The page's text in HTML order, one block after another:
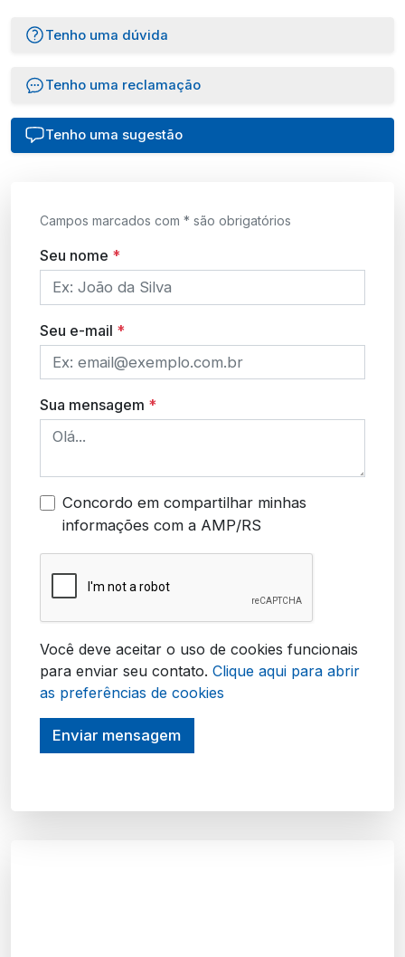
Tenho uma dúvida
Tenho uma reclamação
Tenho uma sugestão
Campos marcados com * são obrigatórios
Seu nome *
Seu e-mail *
Sua mensagem *
Concordo em compartilhar minhas
informações com a AMP/RS
Você deve aceitar o uso de cookies funcionais
para enviar seu contato. Clique aqui para abrir
as preferências de cookies
Enviar mensagem